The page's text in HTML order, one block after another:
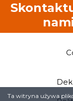
Ta witryna używa